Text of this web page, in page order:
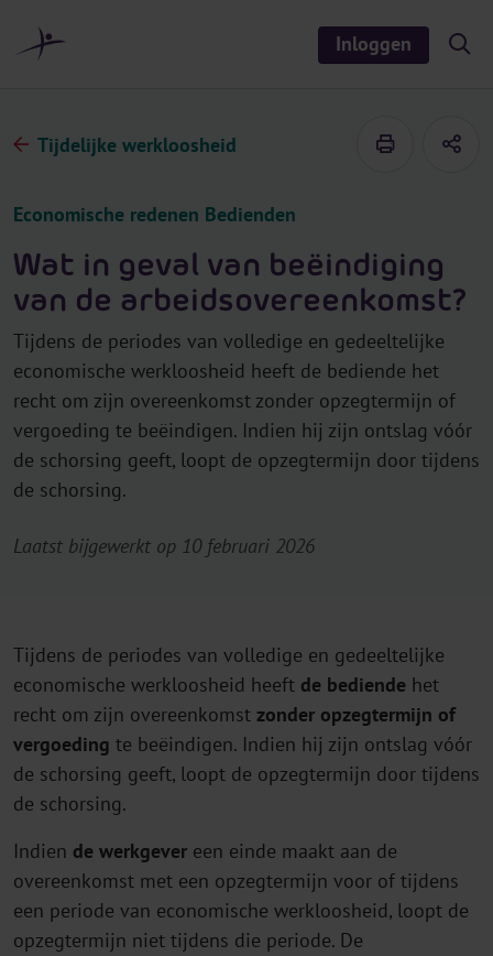
Inloggen
S
i
Tijdelijke werkloosheid
Economische redenen Bedienden
Wat in geval van beëindiging
van de arbeidsovereenkomst?
Tijdens de periodes van volledige en gedeeltelijke
economische werkloosheid heeft de bediende het
recht om zijn overeenkomst zonder opzegtermijn of
vergoeding te beëindigen. Indien hij zijn ontslag vóór
de schorsing geeft, loopt de opzegtermijn door tijdens
de schorsing.
Laatst bijgewerkt op 10 februari 2026
Tijdens de periodes van volledige en gedeeltelijke
economische werkloosheid heeft de bediende het
recht om zijn overeenkomst zonder opzegtermijn of
vergoeding te beëindigen. Indien hij zijn ontslag vóór
de schorsing geeft, loopt de opzegtermijn door tijdens
de schorsing.
Indien de werkgever een einde maakt aan de
overeenkomst met een opzegtermijn voor of tijdens
een periode van economische werkloosheid, loopt de
opzegtermijn niet tijdens die periode. De